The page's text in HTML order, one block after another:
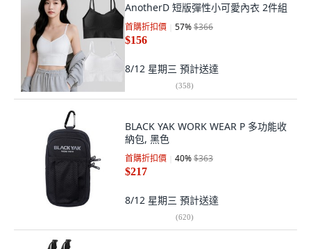
AnotherD 短版彈性小可愛內衣 2件組
首購折扣價 57%$366
$156
8/12 星期三 預計送達
(358)
BLACK YAK WORK WEAR P 多功能收
納包, 黑色
首購折扣價 40%$363
$217
8/12 星期三 預計送達
(620)